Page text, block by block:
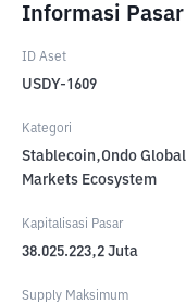
Informasi Pasar
ID Aset
USDY-1609
Kategori
Stablecoin,Ondo Global
Markets Ecosystem
Kapitalisasi Pasar
38.025.223,2 Juta
Supply Maksimum